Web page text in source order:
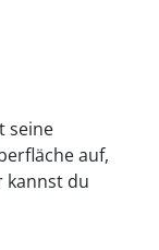
seine
auf,
kannst du